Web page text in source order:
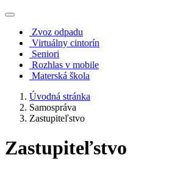
Zvoz odpadu
Virtuálny cintorín
Seniori
Rozhlas v mobile
Materská škola
Úvodná stránka
Samospráva
Zastupiteľstvo
Zastupiteľstvo